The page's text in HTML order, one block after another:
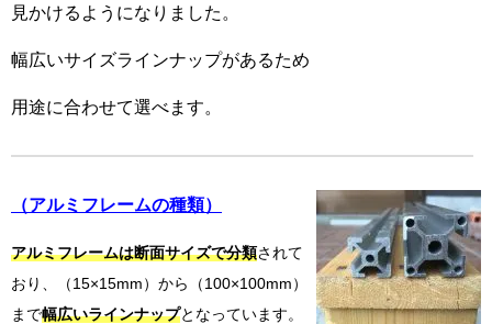
見かけるようになりました。
幅広いサイズラインナップがあるため
用途に合わせて選べます。
（アルミフレームの種類）
アルミフレームは断面サイズで分類されて
おり、（15×15mm）から（100×100mm）
まで幅広いラインナップとなっています。